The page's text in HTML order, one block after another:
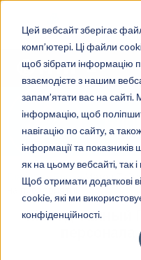
Цей вебсайт зберігає
комп’ютері. Ці файли
щоб зібрати інформацію
взаємодієте з нашим
запам’ятати вас на
інформацію, щоб
навігацію по сайту, а
інформації та показників
як на цьому вебсайті, так
Щоб отримати додаткові
cookie, які ми
конфіденційності.
Главная »Блог»Метод
на предприятии
Метод Тайный